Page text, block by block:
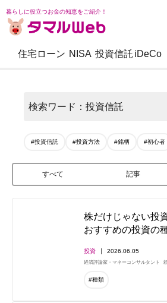
暮らしに役立つお金の知恵をご紹介！
住宅ローン NISA 投資信託 iDeCo
検索ワード：投資信託
#投資信託 #投資方法 #銘柄 #初心者
すべて 記事
株だけじゃない投
おすすめの投資の
投資 2026.06.05
経済評論家・マネーコンサルタント
#種類